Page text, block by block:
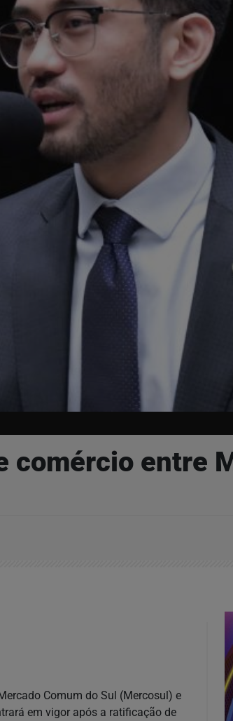
comércio entre
Comum do Sul (Mercosul) e
em vigor após a ratificação de